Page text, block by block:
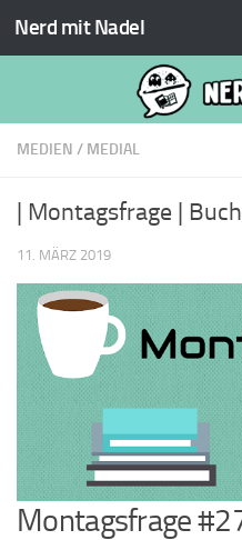
Zum Inhalt springen
Nerd mit Nadel
MEDIEN / MEDIAL
| Montagsfrage |
11. MÄRZ 2019
Montagsfrage